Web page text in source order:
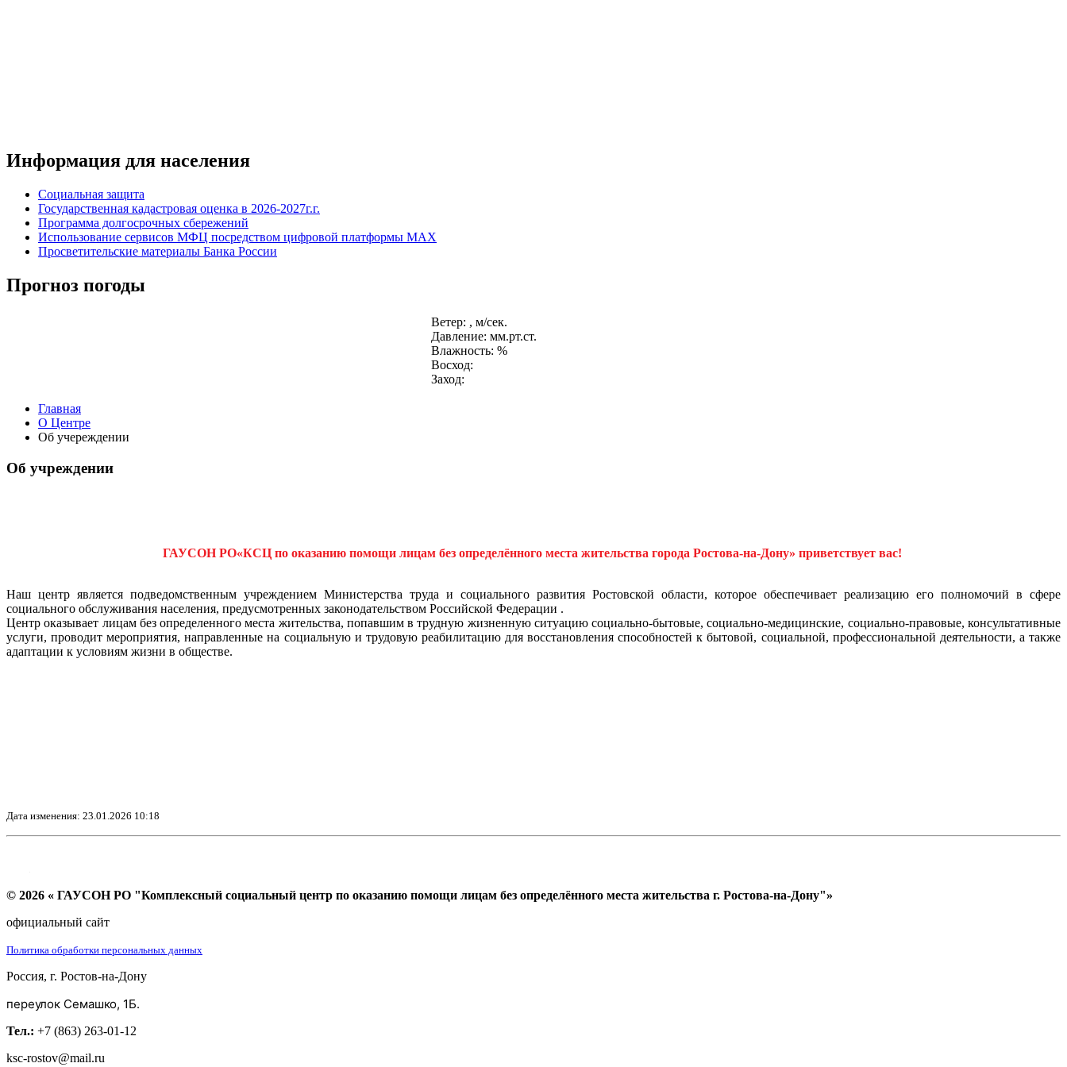
Информация для населения
Социальная защита
Государственная кадастровая оценка в 2026-2027г.г.
Программа долгосрочных сбережений
Использование сервисов МФЦ посредством цифровой платформы MAX
Просветительские материалы Банка России
Прогноз погоды
Ветер: , м/сек.
Давление: мм.рт.ст.
Влажность: %
Восход:
Заход:
Главная
О Центре
Об учереждении
Об учреждении
ГАУСОН РО«КСЦ по оказанию помощи лицам без определённого места жительства города Ростова-на-Дону» приветствует вас!
Наш центр является подведомственным учреждением Министерства труда и социального развития Ростовской области, которое обеспечивает реализацию его полномочий в сфере
социального обслуживания населения, предусмотренных законодательством Российской Федерации .
Центр оказывает лицам без определенного места жительства, попавшим в трудную жизненную ситуацию социально-бытовые, социально-медицинские, социально-правовые, консультативные
услуги, проводит мероприятия, направленные на социальную и трудовую реабилитацию для восстановления способностей к бытовой, социальной, профессиональной деятельности, а также
адаптации к условиям жизни в обществе.
Дата изменения: 23.01.2026 10:18
© 2026 « ГАУСОН РО "Комплексный социальный центр по оказанию помощи лицам без определённого места жительства г. Ростова-на-Дону"»
официальный сайт
Политика обработки персональных данных
Россия, г. Ростов-на-Дону
переулок Семашко, 1Б.
Тел.: +7 (863) 263-01-12
ksc-rostov@mail.ru